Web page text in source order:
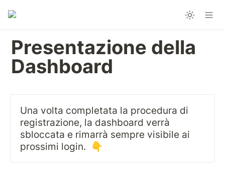
Presentazione della
Dashboard
Una volta completata la procedura di
registrazione, la dashboard verrà
sbloccata e rimarrà sempre visibile ai
prossimi login.  👇